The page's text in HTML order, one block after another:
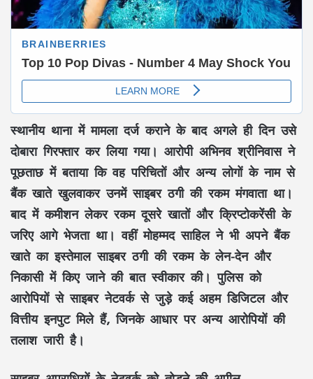
स्थानीय थाना में मामला दर्ज कराने के बाद अगले ही दिन उसे
दोबारा गिरफ्तार कर लिया गया। आरोपी अभिनव श्रीनिवास ने
पूछताछ में बताया कि वह परिचितों और अन्य लोगों के नाम से
बैंक खाते खुलवाकर उनमें साइबर ठगी की रकम मंगवाता था।
बाद में कमीशन लेकर रकम दूसरे खातों और क्रिप्टोकरेंसी के
जरिए आगे भेजता था। वहीं मोहम्मद साहिल ने भी अपने बैंक
खाते का इस्तेमाल साइबर ठगी की रकम के लेन-देन और
निकासी में किए जाने की बात स्वीकार की। पुलिस को
आरोपियों से साइबर नेटवर्क से जुड़े कई अहम डिजिटल और
वित्तीय इनपुट मिले हैं, जिनके आधार पर अन्य आरोपियों की
तलाश जारी है।